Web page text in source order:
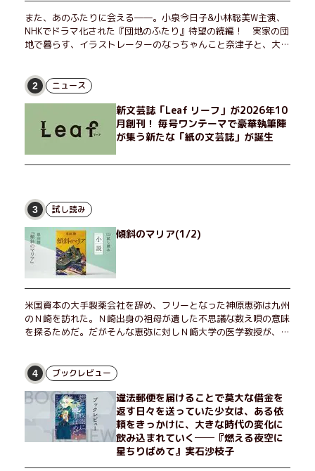
また、あのふたりに会える――。小泉今日子&小林聡美W主演、
NHKでドラマ化された『団地のふたり』待望の続編！ 実家の団
地で暮らす、イラストレーターのなっちゃんこと奈津子と、大学
げたり、部屋でふたりだけの「台湾映画祭」を催したり。50代
独身、幼なじみの変わらぬ友情とささやかな幸せの日々を描く。
2 ニュース
新文芸誌「Leaf リーフ」が2026年10
月創刊！ 毎号ワンテーマで豪華執筆陣
が集う新たな「紙の文芸誌」が誕生
3 試し読み
傾斜のマリア(1/2)
米国資本の大手製薬会社を辞め、フリーとなった神原恵弥は九州
のＮ崎を訪れた。Ｎ崎出身の祖母が遺した不思議な数え唄の意味
を探るためだ。だがそんな恵弥に対しＮ崎大学の医学教授が、米
恵弥は、まるで影のような存在の博士とまみえることはできるの
か？ そして、唄の歌詞「かたむくマリア」に込められた秘密と
は？ 謎めいたラストが鮮烈な余韻を残すシリーズ第四作！
4 ブックレビュー
違法郵便を届けることで莫大な借金を
返す日々を送っていた少女は、ある依
頼をきっかけに、大きな時代の変化に
飲み込まれていく──『燃える夜空に
星ちりばめて』実石沙枝子